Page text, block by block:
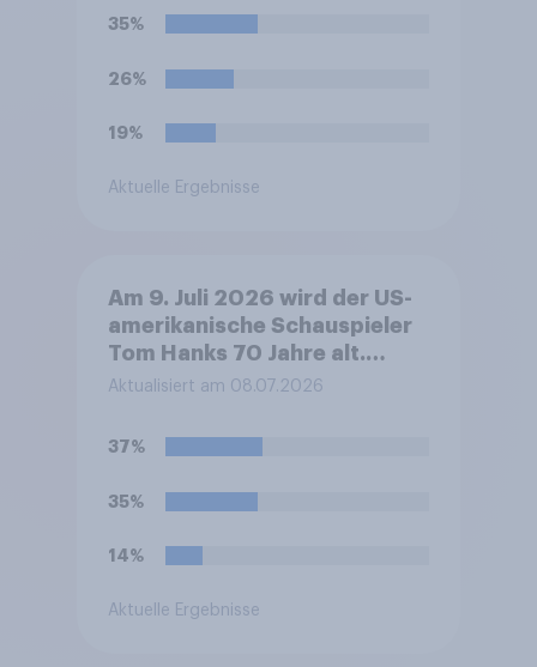
Schauspielern Matt Damon,
Holland. Haben Sie vor, den
35%
26%
19%
Aktuelle Ergebnisse
Am 9. Juli 2026 wird der US-
amerikanische Schauspieler
Tom Hanks 70 Jahre alt.
Welche Meinung haben Sie zu
Aktualisiert am 08.07.2026
37%
35%
14%
Aktuelle Ergebnisse